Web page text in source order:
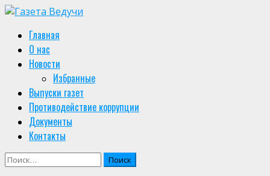
Skip
content
Primary
Menu
Главная
О нас
Новости
Избранные
Выпуски газет
Противодействие коррупции
Документы
Контакты
Найти: